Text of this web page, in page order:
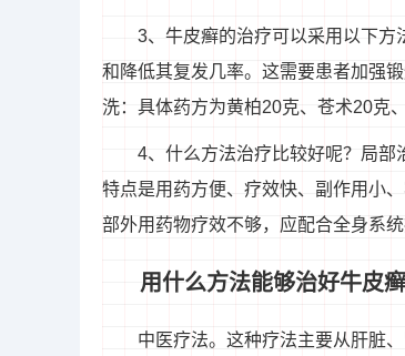
3、牛皮癣的治疗可以采用以下方
和降低其复发几率。这需要患者加强
洗：具体药方为黄柏20克、苍术20克
4、什么方法治疗比较好呢？局部
特点是用药方便、疗效快、副作用小
部外用药物疗效不够，应配合全身系统
用什么方法能够治好牛皮
中医疗法。这种疗法主要从肝脏